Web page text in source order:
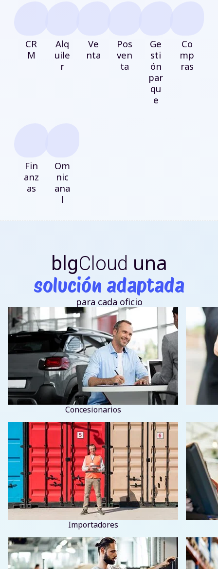
CR
M
Alq
uile
r
Ve
nta
Pos
ven
ta
Ge
sti
ón
par
qu
e
Co
mp
ras
Fin
anz
as
Om
nic
ana
l
blgCloud una
solución adaptada
para cada oficio
Concesionarios
Importadores